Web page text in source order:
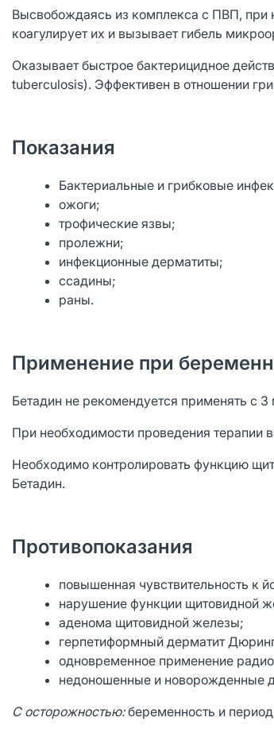
Высвобождаясь из комплекса с ПВП, при
коагулирует их и вызывает гибель
Оказывает быстрое бактерицидное
tuberculosis). Эффективен в отношении
Показания
Бактериальные и грибковые
ожоги;
трофические язвы;
пролежни;
инфекционные дерматиты;
ссадины;
раны.
Применение при
Бетадин не рекомендуется применять с
При необходимости проведения терапии
Необходимо контролировать функцию
Бетадин.
Противопоказания
повышенная чувствительность к
нарушение функции щитовидной
аденома щитовидной железы;
герпетиформный дерматит
одновременное применение
недоношенные и новорожденные
С осторожностью:беременность и